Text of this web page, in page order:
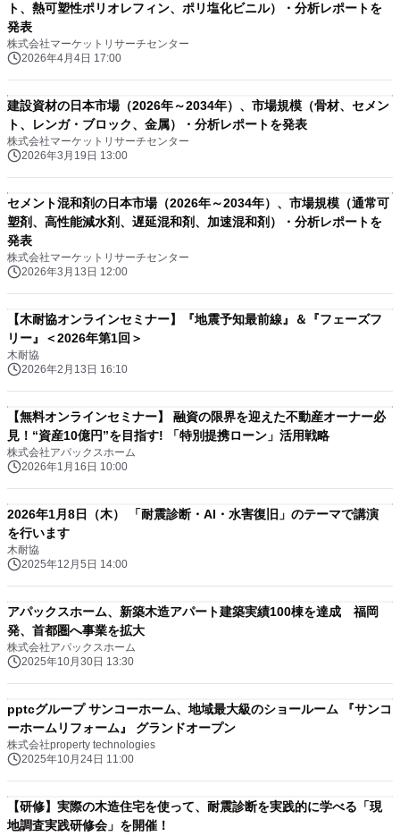
ト、熱可塑性ポリオレフィン、ポリ塩化ビニル）・分析レポートを
発表
株式会社マーケットリサーチセンター
2026年4月4日 17:00
建設資材の日本市場（2026年～2034年）、市場規模（骨材、セメン
ト、レンガ・ブロック、金属）・分析レポートを発表
株式会社マーケットリサーチセンター
2026年3月19日 13:00
セメント混和剤の日本市場（2026年～2034年）、市場規模（通常可
塑剤、高性能減水剤、遅延混和剤、加速混和剤）・分析レポートを
発表
株式会社マーケットリサーチセンター
2026年3月13日 12:00
【木耐協オンラインセミナー】『地震予知最前線』＆『フェーズフ
リー』＜2026年第1回＞
木耐協
2026年2月13日 16:10
【無料オンラインセミナー】 融資の限界を迎えた不動産オーナー必
見！“資産10億円”を目指す! 「特別提携ローン」活用戦略
株式会社アパックスホーム
2026年1月16日 10:00
2026年1月8日（木） 「耐震診断・AI・水害復旧」のテーマで講演
を行います
木耐協
2025年12月5日 14:00
アパックスホーム、新築木造アパート建築実績100棟を達成 福岡
発、首都圏へ事業を拡大
株式会社アパックスホーム
2025年10月30日 13:30
pptcグループ サンコーホーム、地域最大級のショールーム 『サンコ
ーホームリフォーム』 グランドオープン
株式会社property technologies
2025年10月24日 11:00
【研修】実際の木造住宅を使って、耐震診断を実践的に学べる「現
地調査実践研修会」を開催！